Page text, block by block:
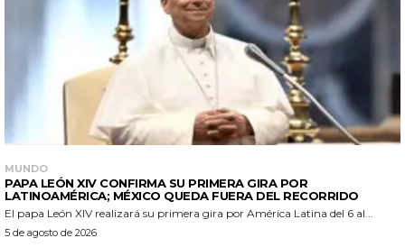
MUNDO
PAPA LEÓN XIV CONFIRMA SU PRIMERA GIRA POR
LATINOAMÉRICA; MÉXICO QUEDA FUERA DEL RECORRIDO
El papa León XIV realizará su primera gira por América Latina del 6 al...
5 de agosto de 2026